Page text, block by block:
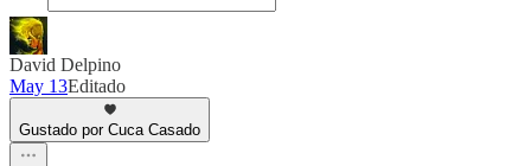
David Delpino
May 13Editado
Gustado por Cuca Casado